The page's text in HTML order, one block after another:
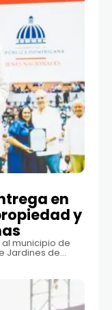
en
y
municipio de
Jardines de
Frailes, Los